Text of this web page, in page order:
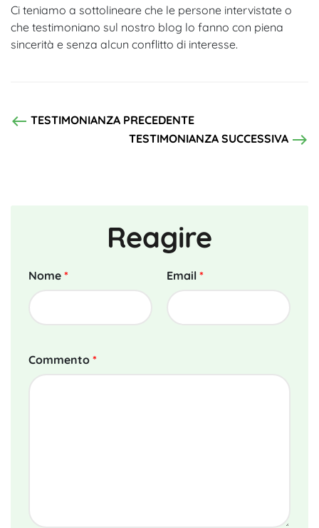
Ci teniamo a sottolineare che le persone intervistate o
che testimoniano sul nostro blog lo fanno con piena
sincerità e senza alcun conflitto di interesse.
west TESTIMONIANZA PRECEDENTE
TESTIMONIANZA SUCCESSIVA east
Reagire
Nome * Email *
Commento *